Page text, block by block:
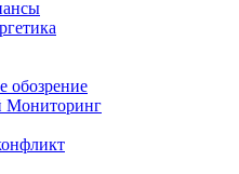
обозрение
Мониторинг